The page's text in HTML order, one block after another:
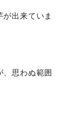
出来ていま
思わぬ範囲